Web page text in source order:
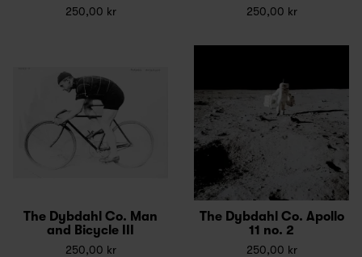
250,00 kr 250,00 kr
The Dybdahl Co. Man
and Bicycle III
250,00 kr
The Dybdahl Co. Apollo
11 no. 2
250,00 kr